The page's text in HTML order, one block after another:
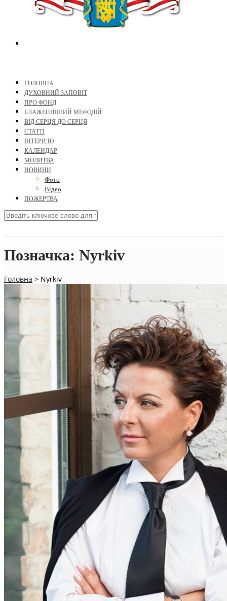
ГОЛОВНА
ДУХОВНИЙ ЗАПОВІТ
ПРО ФОНД
БЛАЖЕННІШИЙ МЕФОДІЙ
ВІД СЕРЦЯ ДО СЕРЦЯ
СТАТТІ
ІНТЕРВ’Ю
КАЛЕНДАР
МОЛИТВА
НОВИНИ
Фото
Відео
ПОЖЕРТВА
Позначка: Nyrkiv
Головна > Nyrkiv